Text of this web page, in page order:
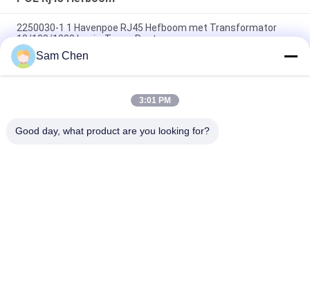
2250030-1 1 Havenpoe RJ45 Hefboom met Transformator
10/100/1000 basis-T voor Router
10P POE RJ45 Jack Single Port Top Enter met leiden en
Transformator
8P interne Magnetische RJ45 met Transformator
Sam Chen
3:01 PM
Good day, what product are you looking for?